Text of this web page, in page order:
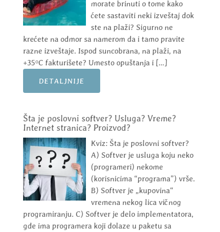
morate brinuti o tome kako
ćete sastaviti neki izveštaj dok
ste na plaži? Sigurno ne
krećete na odmor sa namerom da i tamo pravite
razne izveštaje. Ispod suncobrana, na plaži, na
+35ᵒC fakturišete? Umesto opuštanja i […]
DETALJNIJE
Šta je poslovni softver? Usluga? Vreme?
Internet stranica? Proizvod?
Kviz: Šta je poslovni softver?
A) Softver je usluga koju neko
(programeri) nekome
(korisnicima “programa”) vrše.
B) Softver je „kupovina“
vremena nekog lica vičnog
programiranju. C) Softver je delo implementatora,
gde ima programera koji dolaze u paketu sa